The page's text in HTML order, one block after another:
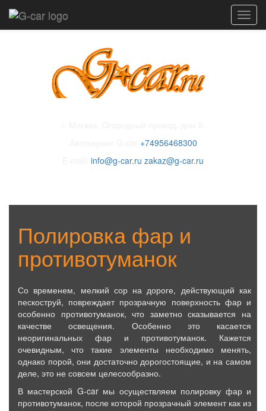
+74956468300
info@g-car.ru zakaz@g-car.ru
Полировка фар и
противотуманок
Со временем, мелкий сор на дороге, действующий как
пескоструй, повреждает прозрачную поверхность фар и
особенно противотуманок, что заметно сказывается на
качестве освещения. Особенно это касается
неоригинальных фар и противотуманок. Кажется
очевидным, что такие элементы необходимо менять,
однако порой, они достаточно дорогостоящие, и на самом
деле, это не совсем целесообразно.
В мастерской G-car мы осуществляем полировку фар и
противотуманок, после которой прозрачный элемент как из